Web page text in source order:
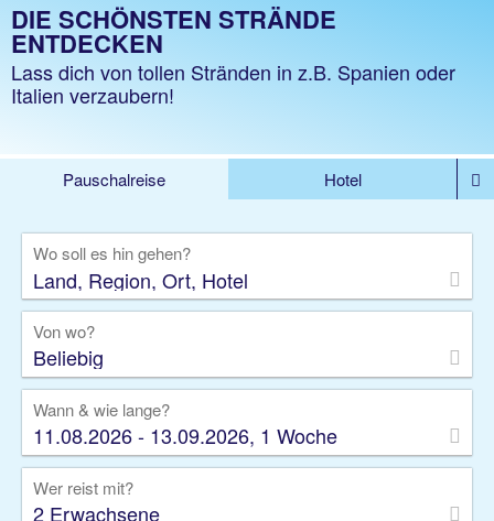
DIE SCHÖNSTEN STRÄNDE
ENTDECKEN
Lass dich von tollen Stränden in z.B. Spanien oder
Italien verzaubern!
Pauschalreise
Hotel
Rundreise
Kreuzfahrt
Gruppenreise
Camper Privattransfer
Wo soll es hin gehen?
Von wo?
Beliebig
Wann & wie lange?
11.08.2026 - 13.09.2026, 1 Woche
Wer reist mit?
2 Erwachsene